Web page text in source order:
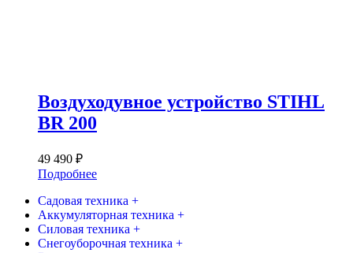
Воздуходувное устройство STIHL
BR 200
49 490 ₽
Подробнее
Садовая техника +
Аккумуляторная техника +
Силовая техника +
Снегоуборочная техника +